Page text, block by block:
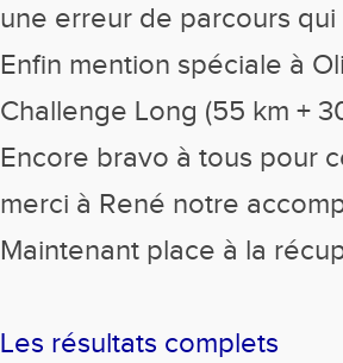
une erreur de parcours
Enfin mention spéciale à
Challenge Long (55 km +
Encore bravo à tous pour
merci à René notre
Maintenant place à la
Les résultats complets